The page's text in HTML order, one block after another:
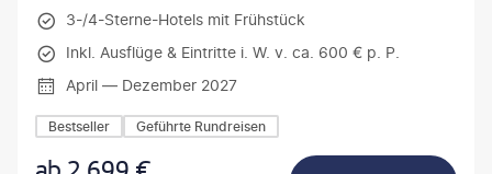
3-/4-Sterne-Hotels mit Frühstück
Inkl. Ausflüge & Eintritte i. W. v. ca. 600 € p. P.
April — Dezember 2027
Bestseller Geführte Rundreisen